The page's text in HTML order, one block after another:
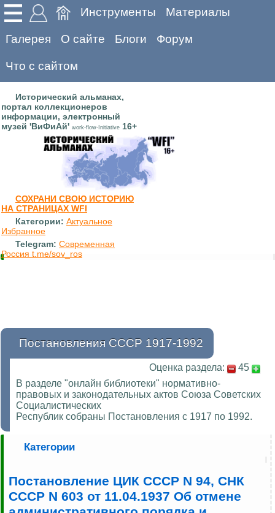
Инструменты Материалы
Галерея О сайте Блоги Форум
Что с сайтом
Исторический альманах,
портал коллекционеров
информации, электронный
музей 'ВиФиАй' work-flow-Initiative 16+
СОХРАНИ СВОЮ ИСТОРИЮ
НА СТРАНИЦАХ WFI
Категории: Актуальное
Избранное
Telegram: Современная
Россия t.me/sov_ros
Постановления СССР 1917-1992
Оценка раздела:
45
В разделе "онлайн библиотеки" нормативно-
правовых и законодательных актов Союза Советских
Социалистических
Республик собраны Постановления с 1917 по 1992.
Категории
Постановление ЦИК СССР N 94, СНК
СССР N 603 от 11.04.1937 Об отмене